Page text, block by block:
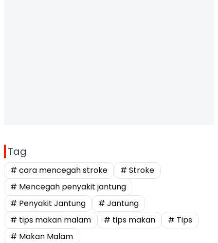
Tag
# cara mencegah stroke
# Stroke
# Mencegah penyakit jantung
# Penyakit Jantung
# Jantung
# tips makan malam
# tips makan
# Tips
# Makan Malam